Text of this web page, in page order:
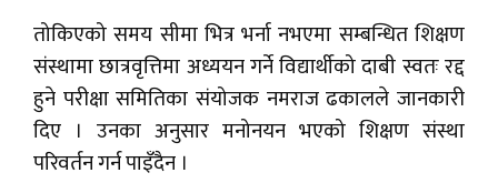
तोकिएको समय सीमा भित्र भर्ना नभएमा सम्बन्धित शिक्षण
संस्थामा छात्रवृत्तिमा अध्ययन गर्ने विद्यार्थीको दाबी स्वतः रद्द
हुने परीक्षा समितिका संयोजक नमराज ढकालले जानकारी
दिए । उनका अनुसार मनोनयन भएको शिक्षण संस्था
परिवर्तन गर्न पाइँदैन ।